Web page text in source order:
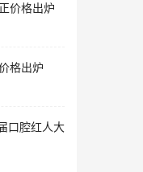
价格出炉
格出炉
口腔红人大